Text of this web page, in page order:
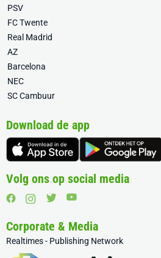
PSV
FC Twente
Real Madrid
AZ
Barcelona
NEC
SC Cambuur
Download de app
Volg ons op social media
Corporate & Media
Realtimes - Publishing Network